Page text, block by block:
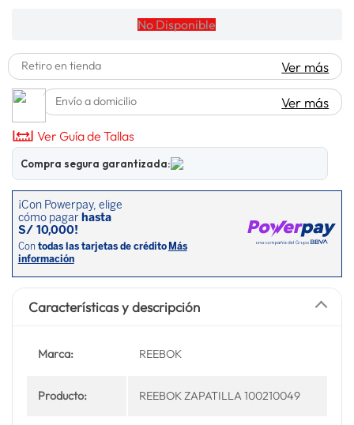
No Disponible
Retiro en tienda Ver más
Envío a domicilio Ver más
Ver Guía de Tallas
Compra segura garantizada:
Características y descripción
Marca: REEBOK
Producto: REEBOK ZAPATILLA 100210049